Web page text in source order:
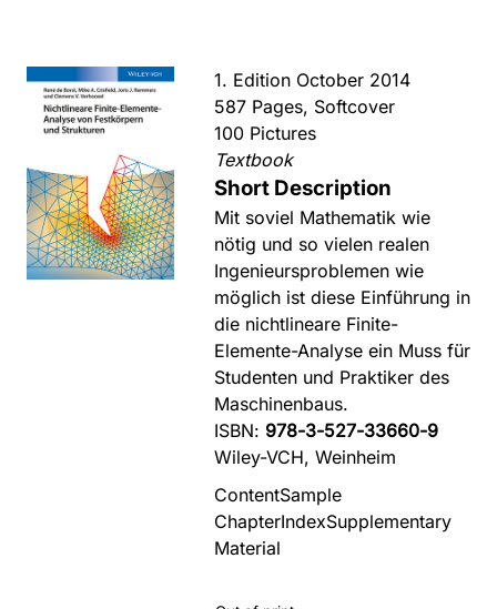
1. Edition October 2014
587 Pages, Softcover
100 Pictures
Textbook
Short Description
Mit soviel Mathematik wie
nötig und so vielen realen
Ingenieursproblemen wie
möglich ist diese Einführung in
die nichtlineare Finite-
Elemente-Analyse ein Muss für
Studenten und Praktiker des
Maschinenbaus.
ISBN: 978-3-527-33660-9
Wiley-VCH, Weinheim
ContentSample
ChapterIndexSupplementary
Material